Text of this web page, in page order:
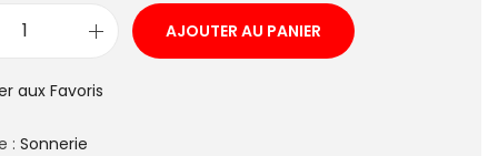
AJOUTER AU PANIER
aux Favoris
:Sonnerie